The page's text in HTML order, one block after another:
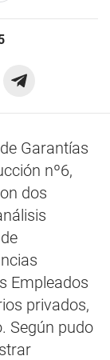
Garantías
nº6,
dos
Empleados
privados,
Según pudo